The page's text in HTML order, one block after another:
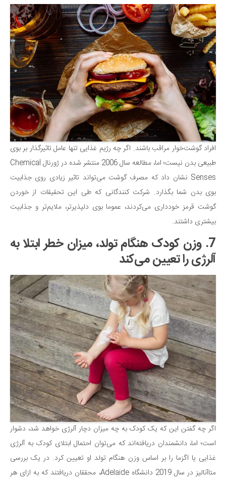
افراد گوشت‌خوار مراقب باشند. اگر چه رژیم غذایی تنها عامل تاثیرگذار بر بوی
طبیعی بدن نیست؛ اما، مطالعه سال 2006 منتشر شده در ژورنال Chemical
Senses نشان داد که مصرف گوشت می‌تواند تاثیر زیادی روی جذابیت
بوی بدن شما بگذارد. شرکت کنندگانی که طی این تحقیقات از خوردن
گوشت قرمز خودداری می‌کردند، عموما بوی دلپذیرتر، ملایم‌تر و جذابیت
بیشتری داشتند.
7. وزن کودک هنگام تولد، میزان خطر ابتلا به
آلرژی را تعیین می‌کند
اگر چه گفتن این که یک کودک به چه میزان دچار آلرژی خواهد شد، دشوار
است؛ اما، دانشمندان دریافته‌اند که می‌توان احتمال ابتلای کودک به آلرژی
غذایی یا اگزما را بر اساس وزن هنگام تولد او تعیین کرد. در یک بررسی
متاآنالیز در سال 2019 دانشگاه Adelaide، محققان دریافتند که به ازای هر